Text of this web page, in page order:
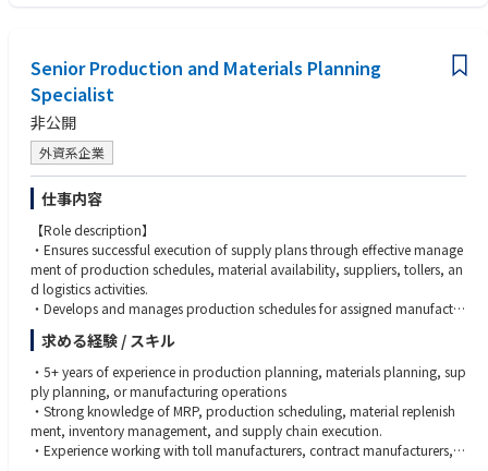
検討を担っていただきます。
※専門性や適性、会社ニーズなどを踏まえ、会社が定める業務への配置転
換を命じる場合があります。
【魅力・やりがい】
新機種の企画段階から関与し、必要に応じて海外生産拠点に赴きながら現
地実態を踏まえた検討を行います。生産拠点の選定や内製/外注の方針、コ
スト/投資条件を統合的に捉え、「事業として成立する生産体制」を構想
できる点が本ポジションの魅力です。対象はICE製品に加え電動・マリン
領域まで広く、国内外の拠点と連携しながら、グローバルな視点で「どこ
で・どう造るか」を自ら設計する経験を積むことができます。また、生産
企画に携わった商品が使用されている現場を見ることでやりがいにも繋が
ります。
・関係部門や拠点と連携し、粘り強く業務を推進できる方
・変化のある環境の中で学びながら成長できる方
・単なる調整に留まらず、「あるべき姿」を考えながら関係者を巻き込み
物事を前に進められる方
Senior Production and Materials Planning
Specialist
非公開
外資系企業
仕事内容
【Role description】
・Ensures successful execution of supply plans through effective manage
ment of production schedules, material availability, suppliers, tollers, an
d logistics activities.
・Develops and manages production schedules for assigned manufactur
ing sites and tollers, balancing capacity, material availability, service req
uirements, and supply priorities.
・Executes MRP planning cycles and maintains planning parameters to e
nsure timely replenishment of active ingredients, raw materials, co-formu
lants, packaging, and other production inputs.
・Coordinates closely with suppliers, procurement teams, and logistics p
artners to secure material availability and resolve supply constraints.
・Monitors production execution and proactively manages risks relating
求める経験 / スキル
・5+ years of experience in production planning, materials planning, sup
ply planning, or manufacturing operations
・Strong knowledge of MRP, production scheduling, material replenish
ment, inventory management, and supply chain execution.
・Experience working with toll manufacturers, contract manufacturers, o